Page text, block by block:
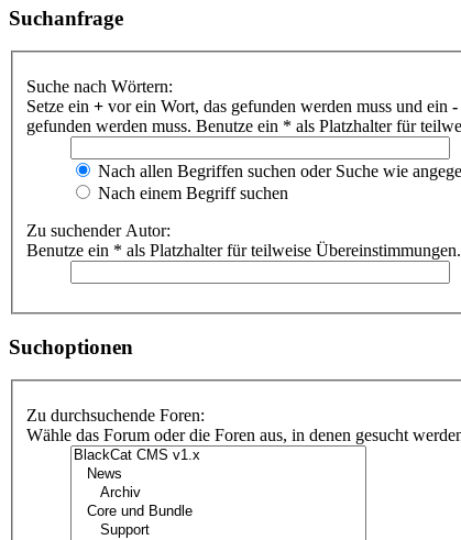
Suchanfrage
Suche nach Wörtern:
Setze ein + vor ein Wort, das gefunden werden muss und ein -
gefunden werden muss. Benutze ein * als Platzhalter für
Nach allen Begriffen suchen oder Suche wie
Nach einem Begriff suchen
Zu suchender Autor:
Benutze ein * als Platzhalter für teilweise Übereinstimmungen.
Suchoptionen
Zu durchsuchende Foren:
Wähle das Forum oder die Foren aus, in denen gesucht